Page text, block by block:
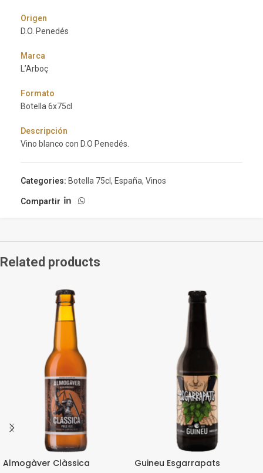
Origen
D.O. Penedés
Marca
L’Arboç
Formato
Botella 6x75cl
Descripción
Vino blanco con D.O Penedés.
Categories: Botella 75cl, España, Vinos
Compartir
Related products
Almogàver Clàssica Guineu Esgarrapats